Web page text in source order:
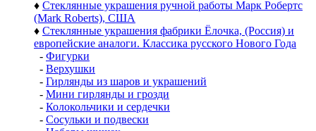
♦ Стеклянные украшения ручной работы Марк Робертс
(Mark Roberts), США
♦ Стеклянные украшения фабрики Ёлочка, (Россия) и
европейские аналоги. Классика русского Нового Года
- Фигурки
- Верхушки
- Гирлянды из шаров и украшений
- Мини гирлянды и грозди
- Колокольчики и сердечки
- Сосульки и подвески